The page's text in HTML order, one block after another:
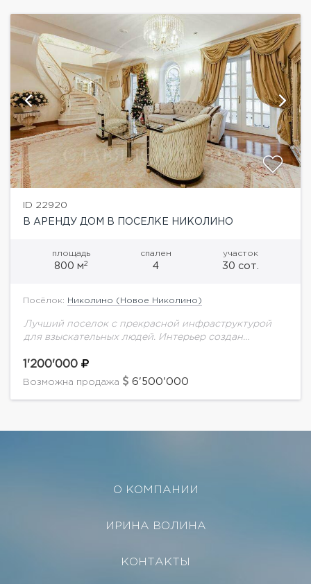
ID 22920
В АРЕНДУ ДОМ В ПОСЕЛКЕ НИКОЛИНО
площадь
800 м2
спален
4
участок
30 сот.
Посёлок: Николино (Новое Николино)
Лучший поселок с прекрасной инфраструктурой
для взыскательных людей. Интерьер создан
дома:Цоколь: сауна, полубассейн 1 этаж: гостиная,
кухня, столовая, закрытая веранда, детская, кабинет,
1'200'000
Возможна продажа 6'500'000
О КОМПАНИИ
ИРИНА ВОЛИНА
КОНТАКТЫ